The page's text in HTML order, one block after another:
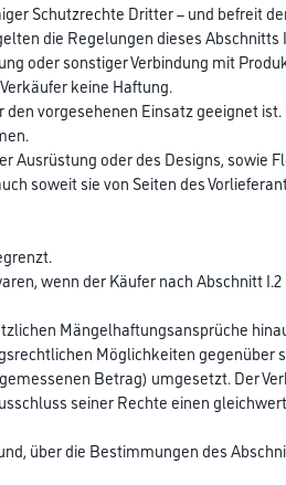
Schutzrechte Dritter – und befreit
die Regelungen dieses Abschnitts
oder sonstiger Verbindung mit
keine Haftung.
vorgesehenen Einsatz geeignet
Ausrüstung oder des Designs, sowie
soweit sie von Seiten des
wenn der Käufer nach Abschnitt
Mängelhaftungsansprüche
Möglichkeiten gegenüber
Betrag) umgesetzt. Der
seiner Rechte einen
über die Bestimmungen des